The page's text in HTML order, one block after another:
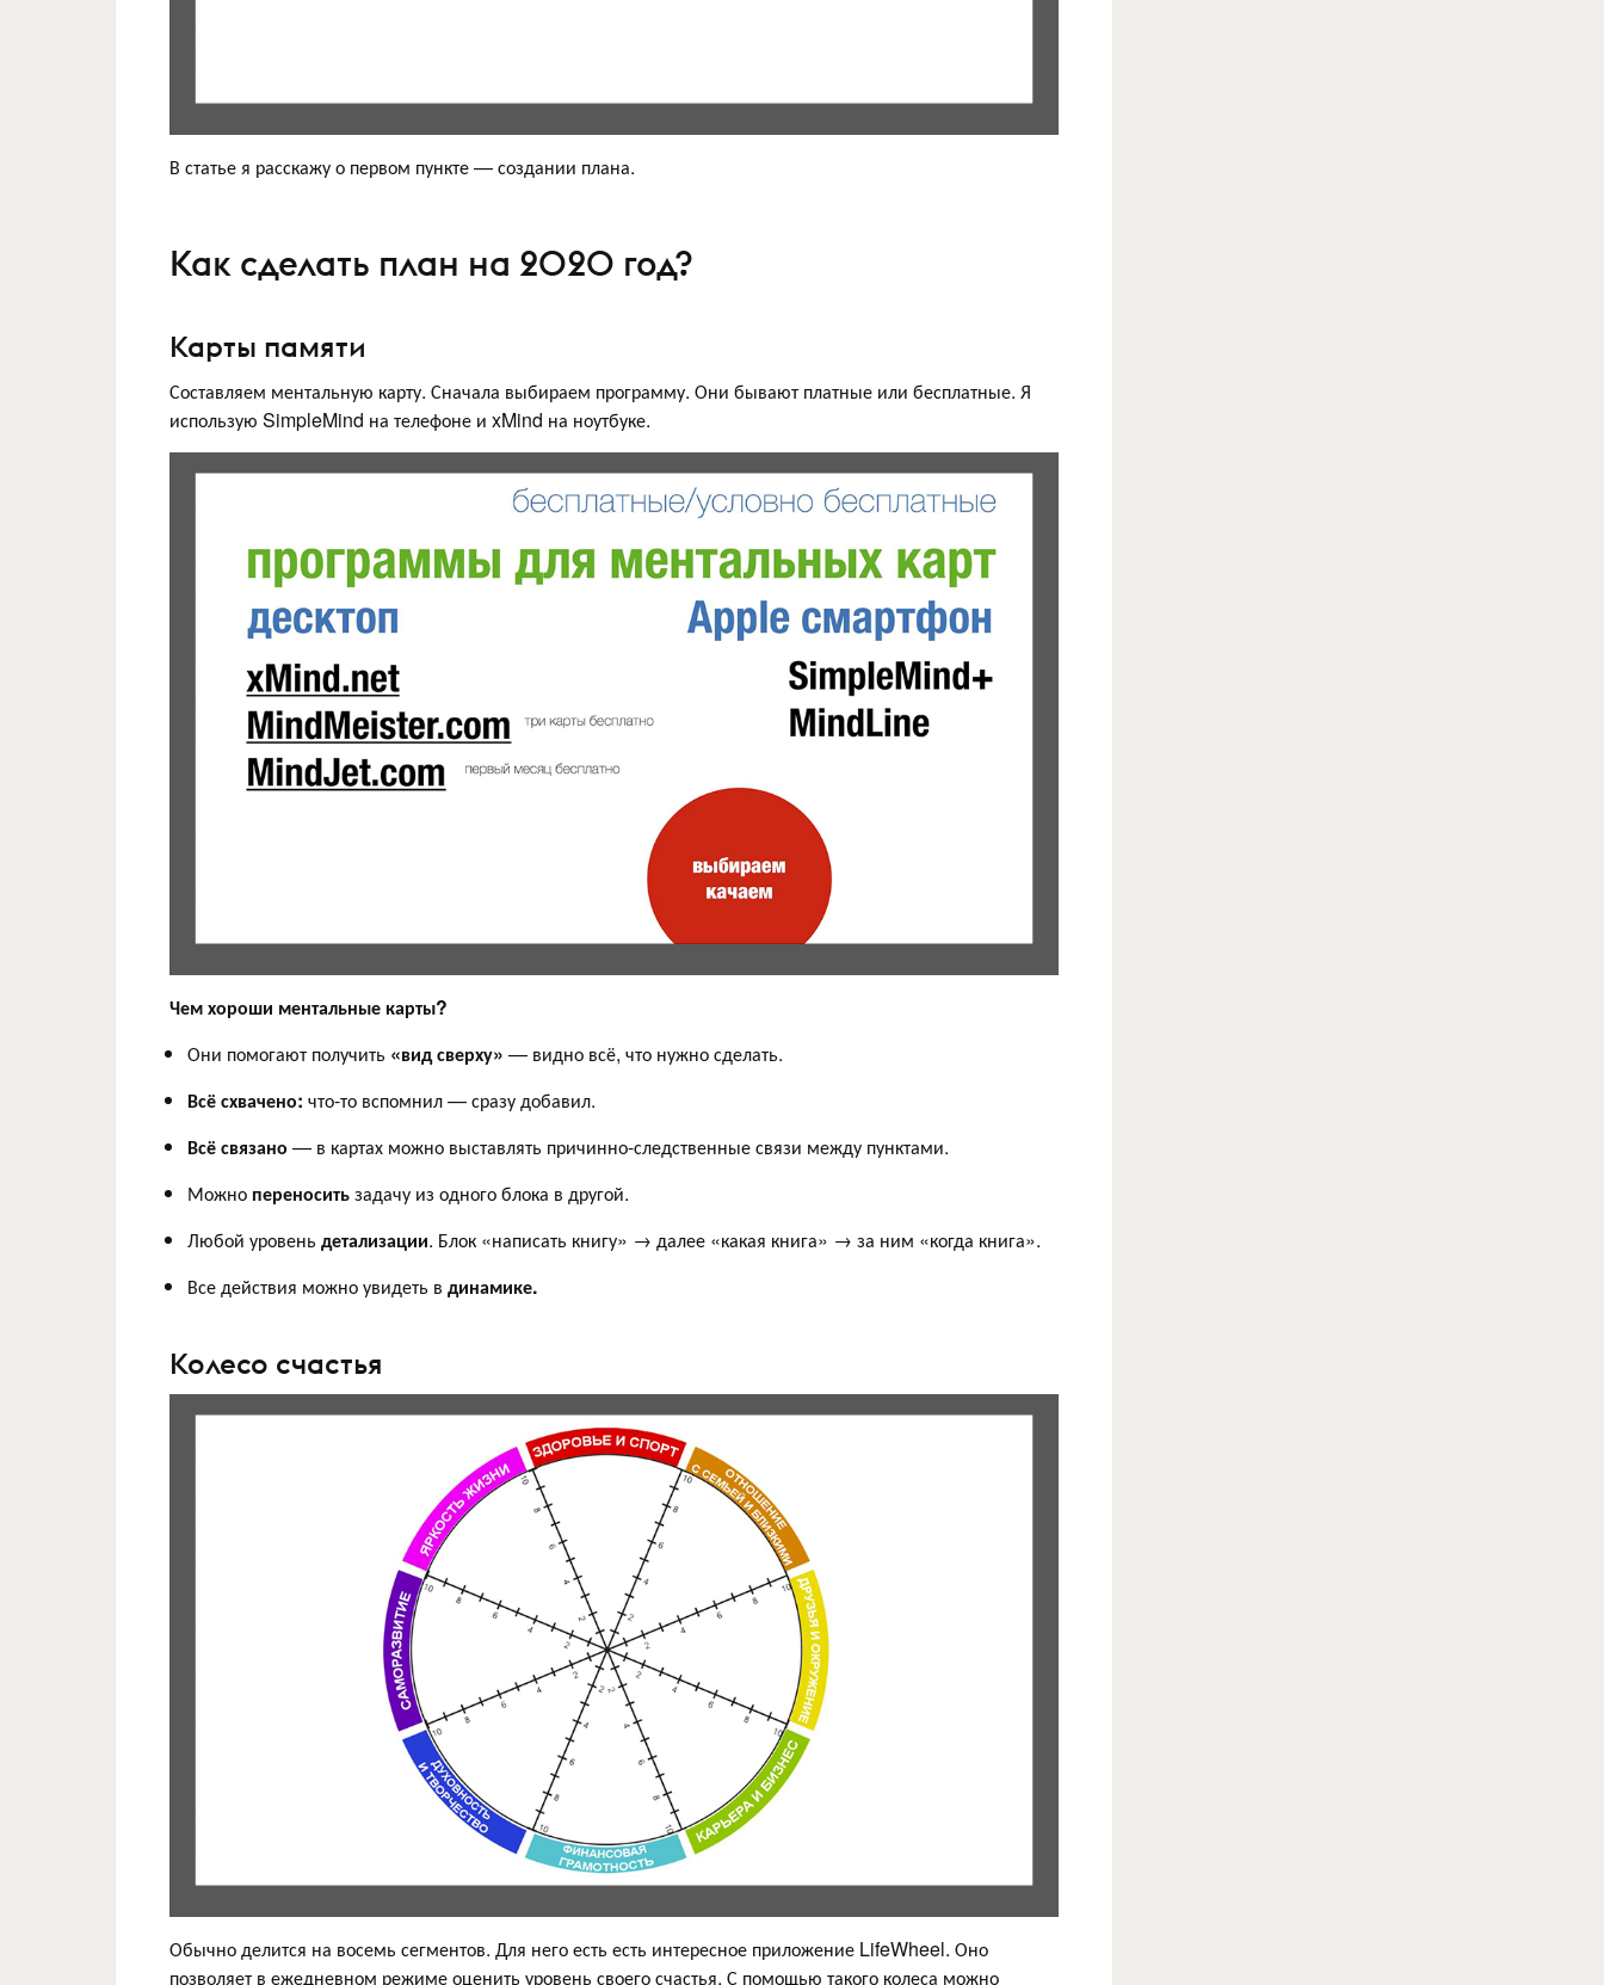
В статье я расскажу о первом пункте — создании плана.
Как сделать план на 2020 год?
Карты памяти
Составляем ментальную карту. Сначала выбираем программу. Они бывают платные или бесплатные. Я
использую SimpleMind на телефоне и xMind на ноутбуке.
Чем хороши ментальные карты?
Они помогают получить «вид сверху» — видно всё, что нужно сделать.
Всё схвачено: что-то вспомнил — сразу добавил.
Всё связано — в картах можно выставлять причинно-следственные связи между пунктами.
Можно переноситьзадачу из одного блока в другой.
Любой уровень детализации. Блок «написать книгу» → далее «какая книга» → за ним «когда книга».
Все действия можно увидеть в динамике.
Колесо счастья
Обычно делится на восемь сегментов. Для него есть есть интересное приложение LifeWheel. Оно
позволяет в ежедневном режиме оценить уровень своего счастья. С помощью такого колеса можно